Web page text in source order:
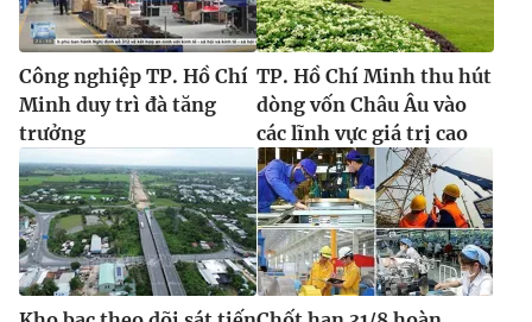
Công nghiệp TP. Hồ Chí
Minh duy trì đà tăng
trưởng
TP. Hồ Chí Minh thu hút
dòng vốn Châu Âu vào
các lĩnh vực giá trị cao